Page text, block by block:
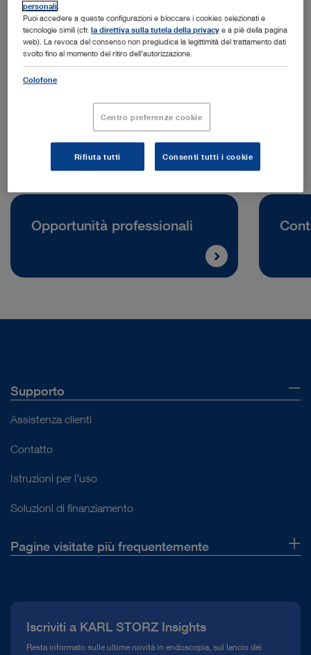
Indirizzo:
415 Perth Avenue
+44 0 1753 503500
Opportunità professionali
Supporto
Assistenza clienti
Contatto
Istruzioni per l’uso
Soluzioni di finanziamento
Pagine visitate più frequentemente
Compliance Hotline
Iscriviti a KARL STORZ Insights
Resta informato sulle ultime novità in endoscopia, sul lancio dei
personali
Puoi accedere a queste configurazioni e bloccare i cookies selezionati e
tecnologie simili (cfr.la direttiva sulla tutela della privacy e a piè della pagina
web). La revoca del consenso non pregiudica la legittimità del trattamento dati
svolto fino al momento del ritiro dell’autorizzazione.
Colofone
Centro preferenze cookie
Rifiuta tutti Consenti tutti i cookie